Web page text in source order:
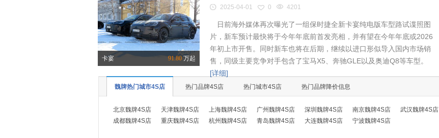
卡宴 91.80万起
2025-04-01 0 4201
日前海外媒体再次曝光了一组保时捷全新卡宴纯电版车型路试谍照图
片，新车预计最快将于今年年底前首发亮相，并有望在今年年底或2026
年初上市开售。同时新车也将在后期，继续以进口形似导入国内市场销
售，同级主要竞争对手包含了宝马X5、奔驰GLE以及奥迪Q8等车型。
[详细]
魏牌热门城市4S店 热门品牌4S店 热门城市4S店 热门品牌降价信息
北京魏牌4S店 天津魏牌4S店 上海魏牌4S店 广州魏牌4S店 深圳魏牌4S店 南京魏牌4S店 武汉魏牌4S店
成都魏牌4S店
重庆魏牌4S店 杭州魏牌4S店 青岛魏牌4S店 大连魏牌4S店 宁波魏牌4S店